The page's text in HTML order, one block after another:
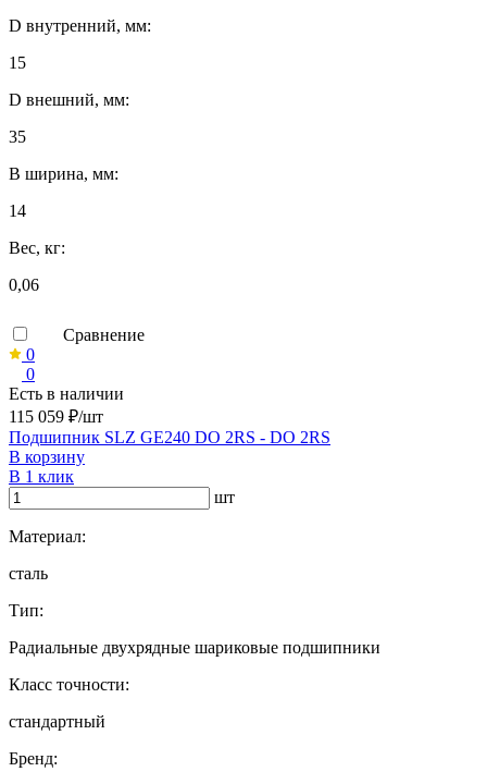
D внутренний, мм:
15
D внешний, мм:
35
B ширина, мм:
14
Вес, кг:
0,06
Сравнение
0
0
Есть в наличии
115 059 ₽/шт
Подшипник SLZ GE240 DO 2RS - DO 2RS
В корзину
В 1 клик
шт
Материал:
сталь
Тип:
Радиальные двухрядные шариковые подшипники
Класс точности:
стандартный
Бренд: